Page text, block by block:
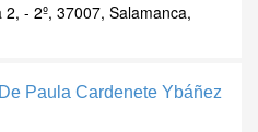
- 2º, 37007, Salamanca,
Paula Cardenete Ybáñez